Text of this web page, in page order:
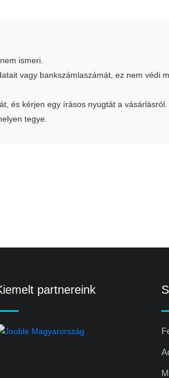
ismeri.
vagy bankszámlaszámát, ez nem védi
és kérjen egy írásos nyugtát a vásárlásról.
tegye.
partnereink